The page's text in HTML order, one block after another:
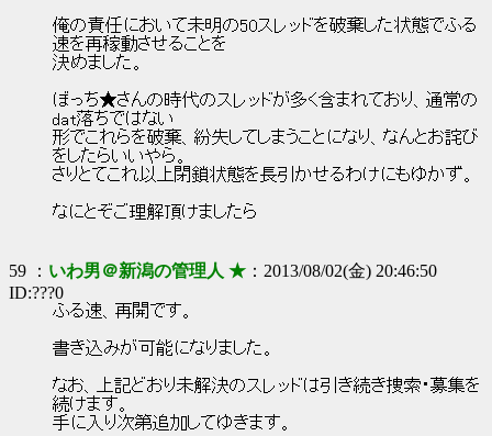
俺の責任において未明の50スレッドを破棄した状態でふる
速を再稼動させることを
決めました。
ぼっち★さんの時代のスレッドが多く含まれており、通常の
dat落ちではない
形でこれらを破棄、紛失してしまうことになり、なんとお詫び
をしたらいいやら。
さりとてこれ以上閉鎖状態を長引かせるわけにもゆかず。
なにとぞご理解頂けましたら
59 ： いわ男＠新潟の管理人 ★ ：2013/08/02(金) 20:46:50
ID:???0
ふる速、再開です。
書き込みが可能になりました。
なお、上記どおり未解決のスレッドは引き続き捜索・募集を
続けます。
手に入り次第追加してゆきます。